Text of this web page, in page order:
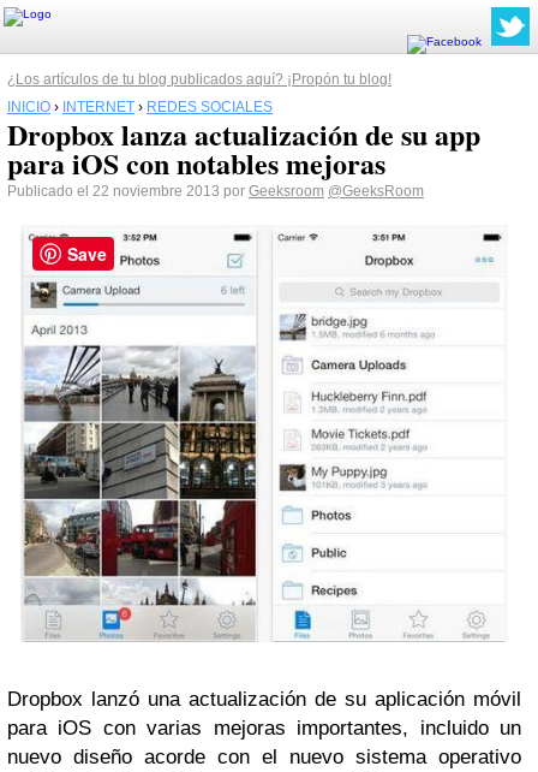
¿Los artículos de tu blog publicados aquí? ¡Propón tu blog!
INICIO › INTERNET › REDES SOCIALES
Dropbox lanza actualización de su app
para iOS con notables mejoras
Publicado el 22 noviembre 2013 por Geeksroom @GeeksRoom
Dropbox lanzó una actualización de su aplicación móvil
para iOS con varias mejoras importantes, incluido un
nuevo diseño acorde con el nuevo sistema operativo
Save